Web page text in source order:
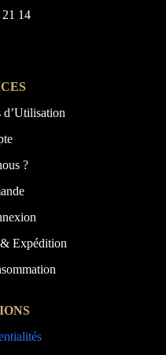
14
d’Utilisation
?
Expédition